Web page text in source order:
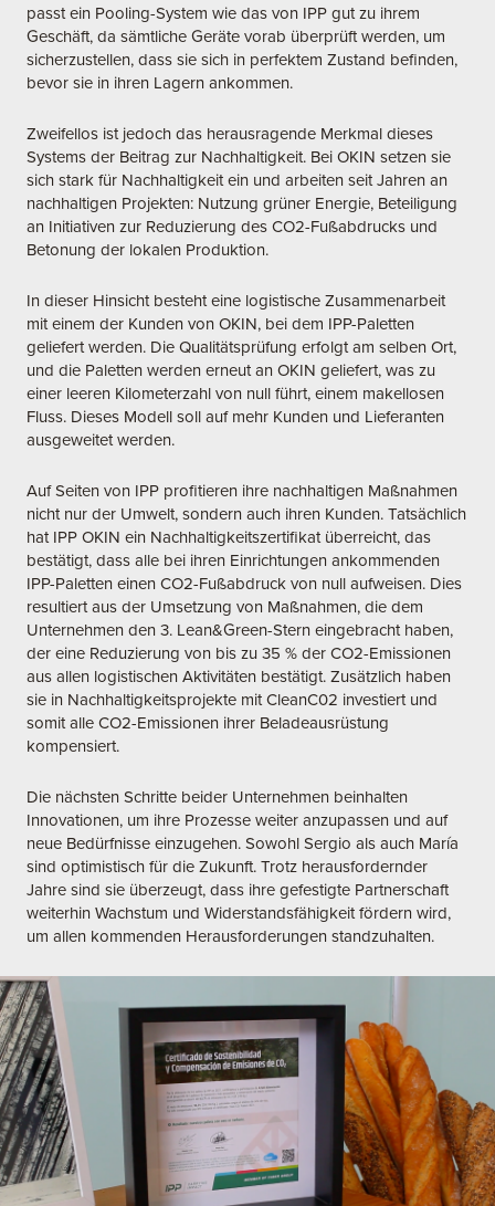
passt ein Pooling-System wie das von IPP gut zu ihrem
Geschäft, da sämtliche Geräte vorab überprüft werden, um
sicherzustellen, dass sie sich in perfektem Zustand befinden,
bevor sie in ihren Lagern ankommen.
Zweifellos ist jedoch das herausragende Merkmal dieses
Systems der Beitrag zur Nachhaltigkeit. Bei OKIN setzen sie
sich stark für Nachhaltigkeit ein und arbeiten seit Jahren an
nachhaltigen Projekten: Nutzung grüner Energie, Beteiligung
an Initiativen zur Reduzierung des CO2-Fußabdrucks und
Betonung der lokalen Produktion.
In dieser Hinsicht besteht eine logistische Zusammenarbeit
mit einem der Kunden von OKIN, bei dem IPP-Paletten
geliefert werden. Die Qualitätsprüfung erfolgt am selben Ort,
und die Paletten werden erneut an OKIN geliefert, was zu
einer leeren Kilometerzahl von null führt, einem makellosen
Fluss. Dieses Modell soll auf mehr Kunden und Lieferanten
ausgeweitet werden.
Auf Seiten von IPP profitieren ihre nachhaltigen Maßnahmen
nicht nur der Umwelt, sondern auch ihren Kunden. Tatsächlich
hat IPP OKIN ein Nachhaltigkeitszertifikat überreicht, das
bestätigt, dass alle bei ihren Einrichtungen ankommenden
IPP-Paletten einen CO2-Fußabdruck von null aufweisen. Dies
resultiert aus der Umsetzung von Maßnahmen, die dem
Unternehmen den 3. Lean&Green-Stern eingebracht haben,
der eine Reduzierung von bis zu 35 % der CO2-Emissionen
aus allen logistischen Aktivitäten bestätigt. Zusätzlich haben
sie in Nachhaltigkeitsprojekte mit CleanC02 investiert und
somit alle CO2-Emissionen ihrer Beladeausrüstung
kompensiert.
Die nächsten Schritte beider Unternehmen beinhalten
Innovationen, um ihre Prozesse weiter anzupassen und auf
neue Bedürfnisse einzugehen. Sowohl Sergio als auch María
sind optimistisch für die Zukunft. Trotz herausfordernder
Jahre sind sie überzeugt, dass ihre gefestigte Partnerschaft
weiterhin Wachstum und Widerstandsfähigkeit fördern wird,
um allen kommenden Herausforderungen standzuhalten.